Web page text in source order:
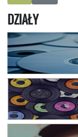
DZIAŁY